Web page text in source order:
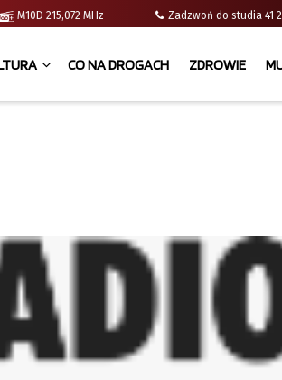
M10D 215,072 MHz Zadzwoń do studia
CO NA DROGACH ZDROWIE